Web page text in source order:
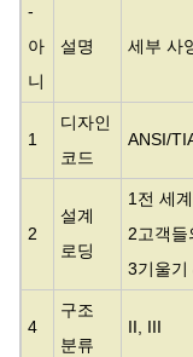
-
아
니
설명 세부 사
1
디자인
코드
ANSI/
2
설계
로딩
1전 세
2고객들
3기울기
4
구조
분류
II, III